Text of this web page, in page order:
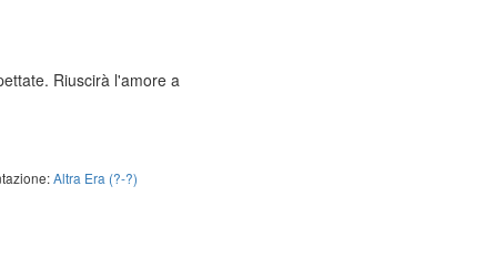
Riuscirà l'amore a
Altra Era (?-?)